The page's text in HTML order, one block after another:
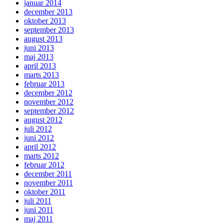
januar 2014
december 2013
oktober 2013
september 2013
august 2013
juni 2013
maj 2013
april 2013
marts 2013
februar 2013
december 2012
november 2012
september 2012
august 2012
juli 2012
juni 2012
april 2012
marts 2012
februar 2012
december 2011
november 2011
oktober 2011
juli 2011
juni 2011
maj 2011